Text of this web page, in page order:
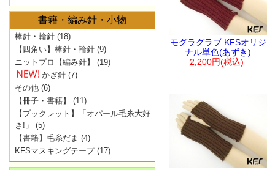
モグラグラブ KFSオリジ
ナル単色(あずき)
2,200円(税込)
書籍・編み針・小物
棒針・輪針 (18)
【四角い】棒針・輪針 (9)
ニットプロ【編み針】
(19)
かぎ針 (7)
その他 (6)
【冊子・書籍】
(11)
【ブックレット】「オパール毛糸大好
き!」
(5)
【書籍】毛糸だま (4)
KFSマスキングテープ(17)